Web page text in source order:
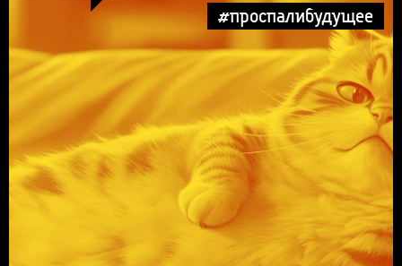
#проспалибудущее